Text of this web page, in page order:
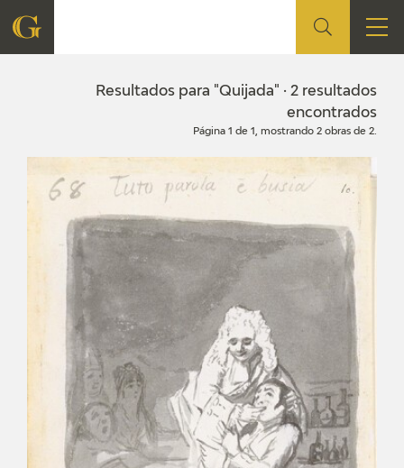
CENTRO DE INVESTIGACIÓN Y DOCUMENTACIÓN
ACCIÓN CORPORATIVA
PROGRAMACIÓN
EXPOSICIONES
ACTIVIDADES
Resultados para "Quijada" · 2 resultados
encontrados
Página 1 de 1, mostrando 2 obras de 2.